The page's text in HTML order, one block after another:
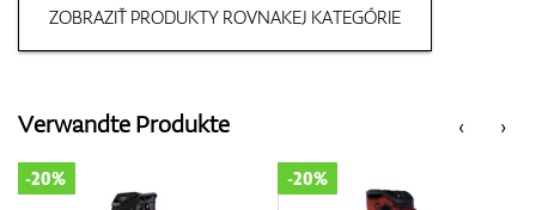
ZOBRAZIŤ PRODUKTY ROVNAKEJ KATEGÓRIE
‹
Verwandte Produkte ›
-20% -20%